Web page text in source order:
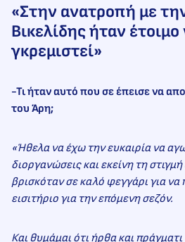
«Στην ανατροπή με
Βικελίδης ήταν
γκρεμιστεί»
-Τι ήταν αυτό που σε έπεισε να
του Άρη;
«Ήθελα να έχω την ευκαιρία να
διοργανώσεις και εκείνη τη
βρισκόταν σε καλό φεγγάρι για
εισιτήριο για την επόμενη σεζόν.
Και θυμάμαι ότι ήρθα και